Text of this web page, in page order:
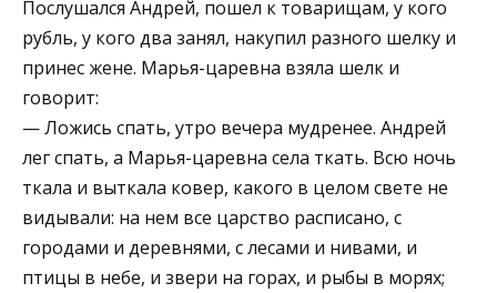
Послушался Андрей, пошел к товарищам, у кого
рубль, у кого два занял, накупил разного шелку и
принес жене. Марья-царевна взяла шелк и
говорит:
— Ложись спать, утро вечера мудренее. Андрей
лег спать, а Марья-царевна села ткать. Всю ночь
ткала и выткала ковер, какого в целом свете не
видывали: на нем все царство расписано, с
городами и деревнями, с лесами и нивами, и
птицы в небе, и звери на горах, и рыбы в морях;